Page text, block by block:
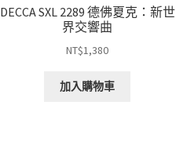
DECCA SXL 2289 德佛夏克：新世
界交響曲
NT$1,380
加入購物車